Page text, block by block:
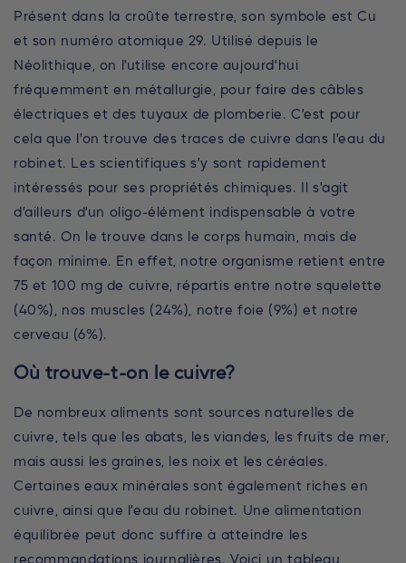
Présent dans la croûte terrestre, son symbole est Cu
et son numéro atomique 29. Utilisé depuis le
Néolithique, on l'utilise encore aujourd’hui
fréquemment en métallurgie, pour faire des câbles
électriques et des tuyaux de plomberie. C’est pour
cela que l’on trouve des traces de cuivre dans l’eau du
robinet. Les scientifiques s’y sont rapidement
intéressés pour ses propriétés chimiques. Il s’agit
d’ailleurs d’un oligo-élément indispensable à votre
santé. On le trouve dans le corps humain, mais de
façon minime. En effet, notre organisme retient entre
75 et 100 mg de cuivre, répartis entre notre squelette
(40%), nos muscles (24%), notre foie (9%) et notre
cerveau (6%).
Où trouve-t-on le cuivre?
De nombreux aliments sont sources naturelles de
cuivre, tels que les abats, les viandes, les fruits de mer,
mais aussi les graines, les noix et les céréales.
Certaines eaux minérales sont également riches en
cuivre, ainsi que l’eau du robinet. Une alimentation
équilibrée peut donc suffire à atteindre les
recommandations journalières. Voici un tableau